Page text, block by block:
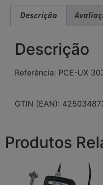
Descrição
Descrição
Referência: PCE-UX
GTIN (EAN):
Produtos